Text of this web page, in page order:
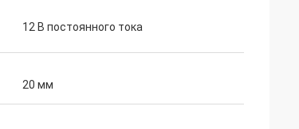
12 В постоянного тока
20 мм